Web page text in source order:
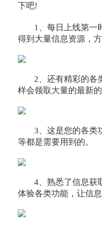
下吧!
1、每日上线第一
得到大量信息资源，
2、还有精彩的各
样会领取大量的最新的
3、这是您的各类
等都是需要用到的。
4、熟悉了信息获
体验各类功能，让信